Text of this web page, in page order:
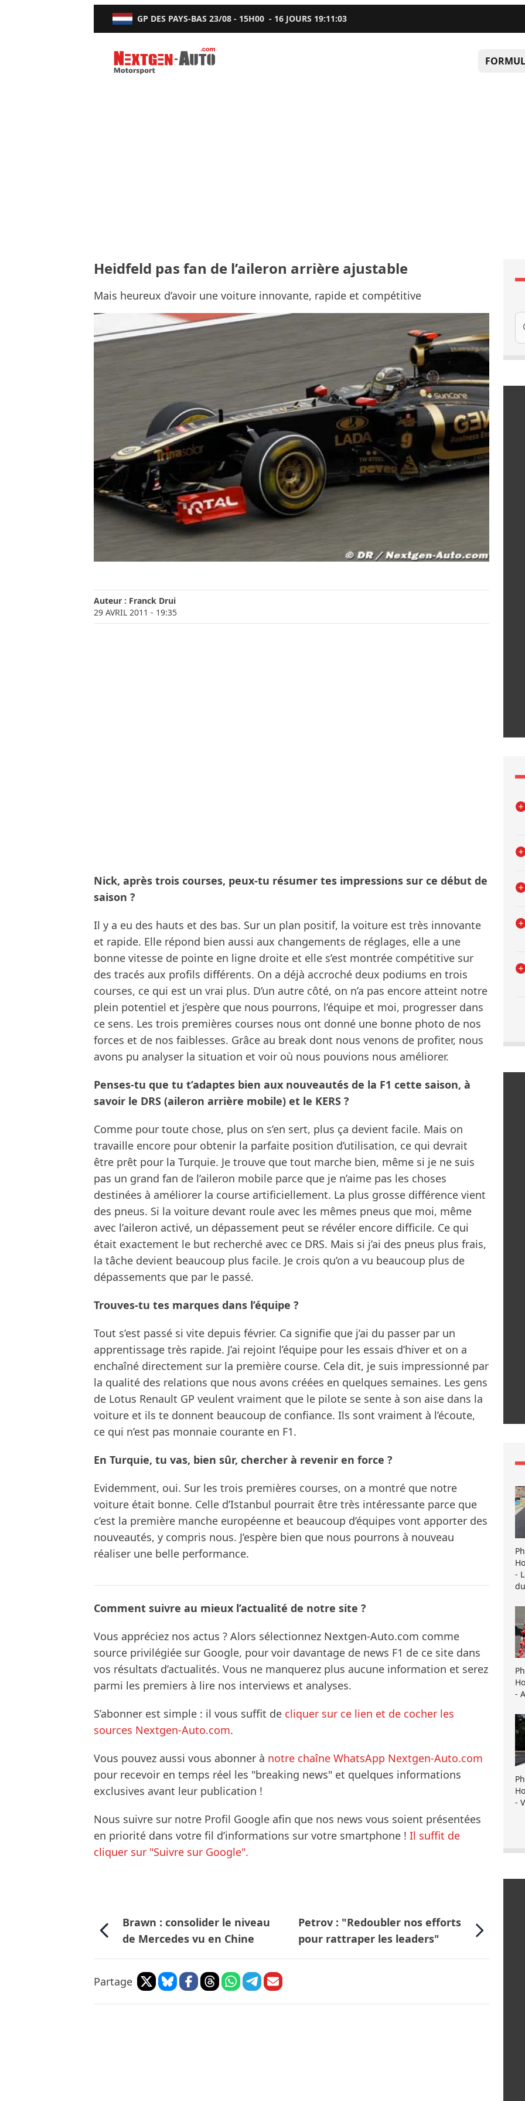
GP DES PAYS-BAS 23/08 - 15H00 - 16 JOURS 19:11:02
Nextgen-Auto.com
Heidfeld pas fan de l’aileron arrière ajustable
Mais heureux d’avoir une voiture innovante, rapide et compétitive
Auteur : Franck Drui
29 AVRIL 2011 - 19:35
Nick, après trois courses, peux-tu résumer tes impressions sur ce début de
saison ?
Il y a eu des hauts et des bas. Sur un plan positif, la voiture est très innovante
et rapide. Elle répond bien aussi aux changements de réglages, elle a une
bonne vitesse de pointe en ligne droite et elle s’est montrée compétitive sur
des tracés aux profils différents. On a déjà accroché deux podiums en trois
courses, ce qui est un vrai plus. D’un autre côté, on n’a pas encore atteint notre
plein potentiel et j’espère que nous pourrons, l’équipe et moi, progresser dans
ce sens. Les trois premières courses nous ont donné une bonne photo de nos
forces et de nos faiblesses. Grâce au break dont nous venons de profiter, nous
avons pu analyser la situation et voir où nous pouvions nous améliorer.
Penses-tu que tu t’adaptes bien aux nouveautés de la F1 cette saison, à
savoir le DRS (aileron arrière mobile) et le KERS ?
Comme pour toute chose, plus on s’en sert, plus ça devient facile. Mais on
travaille encore pour obtenir la parfaite position d’utilisation, ce qui devrait
être prêt pour la Turquie. Je trouve que tout marche bien, même si je ne suis
pas un grand fan de l’aileron mobile parce que je n’aime pas les choses
destinées à améliorer la course artificiellement. La plus grosse différence vient
des pneus. Si la voiture devant roule avec les mêmes pneus que moi, même
avec l’aileron activé, un dépassement peut se révéler encore difficile. Ce qui
était exactement le but recherché avec ce DRS. Mais si j’ai des pneus plus frais,
la tâche devient beaucoup plus facile. Je crois qu’on a vu beaucoup plus de
dépassements que par le passé.
Trouves-tu tes marques dans l’équipe ?
Tout s’est passé si vite depuis février. Ca signifie que j’ai du passer par un
apprentissage très rapide. J’ai rejoint l’équipe pour les essais d’hiver et on a
enchaîné directement sur la première course. Cela dit, je suis impressionné par
la qualité des relations que nous avons créées en quelques semaines. Les gens
de Lotus Renault GP veulent vraiment que le pilote se sente à son aise dans la
voiture et ils te donnent beaucoup de confiance. Ils sont vraiment à l’écoute,
ce qui n’est pas monnaie courante en F1.
En Turquie, tu vas, bien sûr, chercher à revenir en force ?
Evidemment, oui. Sur les trois premières courses, on a montré que notre
voiture était bonne. Celle d’Istanbul pourrait être très intéressante parce que
c’est la première manche européenne et beaucoup d’équipes vont apporter des
nouveautés, y compris nous. J’espère bien que nous pourrons à nouveau
réaliser une belle performance.
Comment suivre au mieux l’actualité de notre site ?
Vous appréciez nos actus ? Alors sélectionnez Nextgen-Auto.com comme
source privilégiée sur Google, pour voir davantage de news F1 de ce site dans
vos résultats d’actualités. Vous ne manquerez plus aucune information et serez
parmi les premiers à lire nos interviews et analyses.
S’abonner est simple : il vous suffit de cliquer sur ce lien et de cocher les
sources Nextgen-Auto.com.
Vous pouvez aussi vous abonner à notre chaîne WhatsApp Nextgen-Auto.com
pour recevoir en temps réel les "breaking news" et quelques informations
exclusives avant leur publication !
Nous suivre sur notre Profil Google afin que nos news vous soient présentées
en priorité dans votre fil d’informations sur votre smartphone ! Il suffit de
cliquer sur "Suivre sur Google".
Brawn : consolider le niveau
de Mercedes vu en Chine
Petrov : "Redoubler nos efforts
pour rattraper les leaders"
Partage
-
-
-